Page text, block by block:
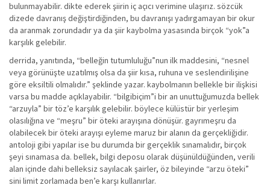
bulunmayabilir. dikte ederek şiirin iç açıcı verimine ulaşırız. sözcük
dizede davranış değiştirdiğinden, bu davranışı yadırgamayan bir okur
da aranmak zorundadır ya da şiir kaybolma yasasında birçok “yok”a
karşılık gelebilir.
derrida, yanıtında, “belleğin tutumluluğu”nun ilk maddesini, “nesnel
veya görünüşte uzatılmış olsa da şiir kısa, ruhuna ve seslendirilişine
göre eksiltili olmalıdır.” şeklinde yazar. kaybolmanın bellekle bir ilişkisi
varsa bu madde açıklayabilir. “bilgibiçim”i bir an unuttuğumuzda bellek
“arzuyla” bir töz’e karşılık gelebilir. böylece külüstür bir yerleşim
olasılığına ve “meşru” bir öteki arayışına dönüşür. gayrımeşru da
olabilecek bir öteki arayışı eyleme maruz bir alanın da gerçekliğidir.
antoloji gibi yapılar ise bu durumda bir gerçeklik sınamalıdır, birçok
şeyi sınamasa da. bellek, bilgi deposu olarak düşünüldüğünden, verili
alan içinde dahi belleksiz sayılacak şairler, öz bileyinde “arzu öteki”
sini limit zorlamada ben’e karşı kullanırlar.